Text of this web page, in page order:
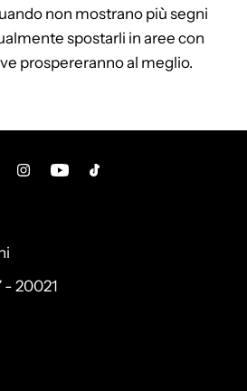
non mostrano più segni
spostarli in aree con
prospereranno al meglio.
- 20021